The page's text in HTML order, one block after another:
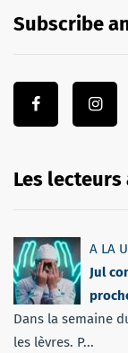
Subscribe
Les
A LA
Jul
Dans la semaine
les lèvres. P...